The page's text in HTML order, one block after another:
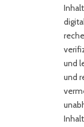
und
und